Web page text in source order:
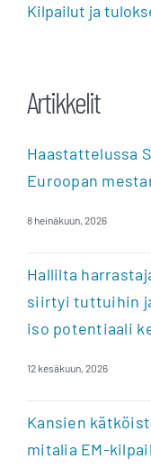
Kilpailut ja
Artikkelit
Haastattelussa
Euroopan
8 heinäkuun, 2026
Hallilta
siirtyi tuttuihin ja
iso potentiaali
12 kesäkuun, 2026
Kansien
mitalia EM-